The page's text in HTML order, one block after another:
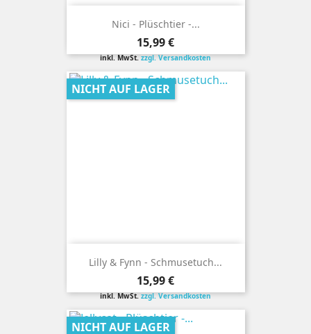
Nici - Plüschtier -...
Preis
15,99 €
inkl. MwSt.zzgl. Versandkosten
Lilly & Fynn - Schmusetuch...
Preis
15,99 €
inkl. MwSt.zzgl. Versandkosten
NICHT AUF LAGER
NICHT AUF LAGER